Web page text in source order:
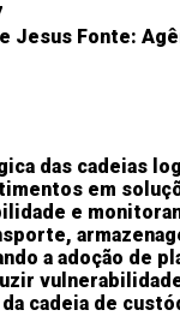
Jesus Fonte:
das cadeias
em
e
a adoção de
cadeia de